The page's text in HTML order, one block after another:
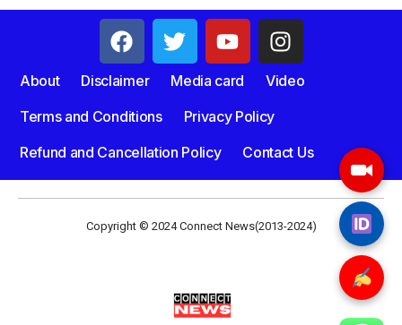
About Disclaimer Media card
Video
Terms and Conditions
Privacy Policy
Refund and Cancellation Policy
Contact Us
Copyright © 2024 Connect News(2013-2024)